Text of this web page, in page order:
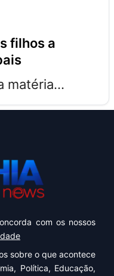
matéria...
com os nossos
sobre o que acontece
Política, Educação,